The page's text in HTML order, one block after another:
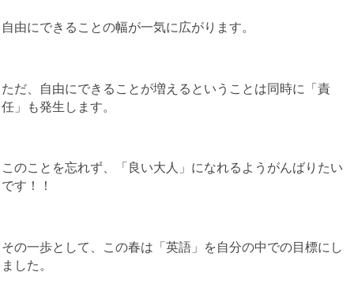
自由にできることの幅が一気に広がります。
ただ、自由にできることが増えるということは同時に「責
任」も発生します。
このことを忘れず、「良い大人」になれるようがんばりたい
です！！
その一歩として、この春は「英語」を自分の中での目標にし
ました。